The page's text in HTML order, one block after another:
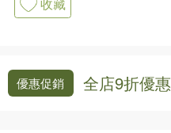
優惠促銷 全店9折優惠